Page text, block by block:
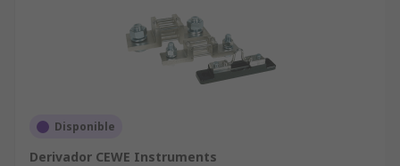
Disponible
Derivador CEWE Instruments